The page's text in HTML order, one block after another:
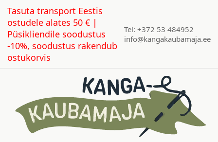
Tasuta transport Eestis
ostudele alates 50 € |
Püsikliendile soodustus
-10%, soodustus rakendub
ostukorvis
Tel: +372 53 484952
info@kangakaubamaja.ee